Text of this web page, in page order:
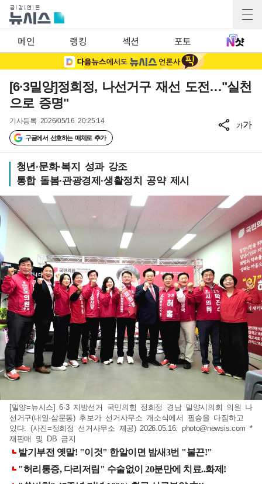
메인 랭킹 섹션 포토
[6·3밀양]정희정, 나선거구 재선 도전…"실천
으로 증명"
기사등록 2026/05/16 20:25:14
구글에서 선호하는 매체로 추가
가가
청년·문화·복지 성과 강조
통합 돌봄·관광경제·생활정치 공약 제시
[밀양=뉴시스] 6·3 지방선거 국민의힘 정희정 경남 밀양시의회 의원 나
선거구(내일·삼문동) 후보가 선거사무소 개소식에서 필승을 다짐하고
있다. (사진=정희정 선거사무소 제공) 2026.05.16. photo@newsis.com *
재판매 및 DB 금지